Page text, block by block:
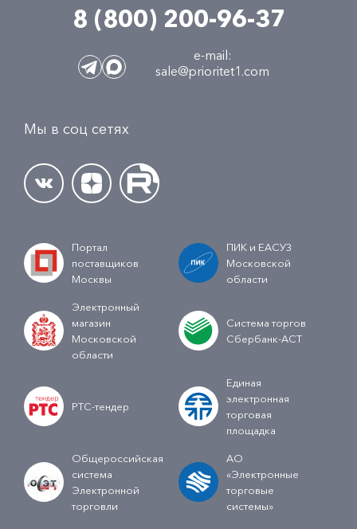
8 (800) 200-96-37
e-mail:
sale@prioritet1.com
Мы в соц сетях
Портал
поставщиков
Москвы
ПИК и ЕАСУЗ
Московской
области
Электронный
магазин
Московской
области
Система торгов
Сбербанк-АСТ
РТС-тендер
Единая
электронная
торговая
площадка
Общероссийская
система
Электронной
торговли
АО
«Электронные
торговые
системы»